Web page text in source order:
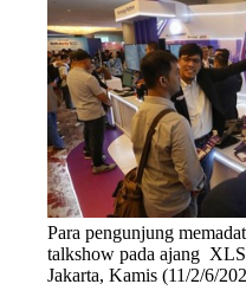
Para pengunjung
talkshow pada ajang
Jakarta, Kamis (11/2/6/